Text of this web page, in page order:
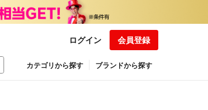
ログイン 会員登録
カテゴリから探す ブランドから探す